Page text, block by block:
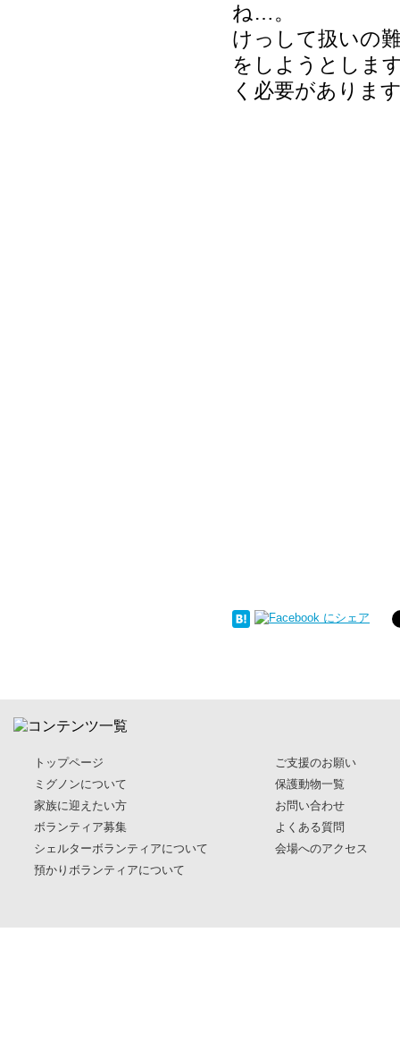
ね…。
けっして扱いの
をしようとしま
く必要がありま
トップページ
ミグノンについて
家族に迎えたい方
ボランティア募集
シェルターボランティアについて
預かりボランティアについて
ご支援のお願い
保護動物一覧
お問い合わせ
よくある質問
会場へのアクセス